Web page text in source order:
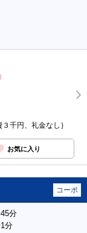
千円、礼金なし｝
お気に入り
コーポ
分
分